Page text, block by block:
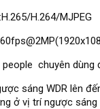
H.264/MJPEG
chuyên
sáng WDR lên
ở vị trí ngược sáng